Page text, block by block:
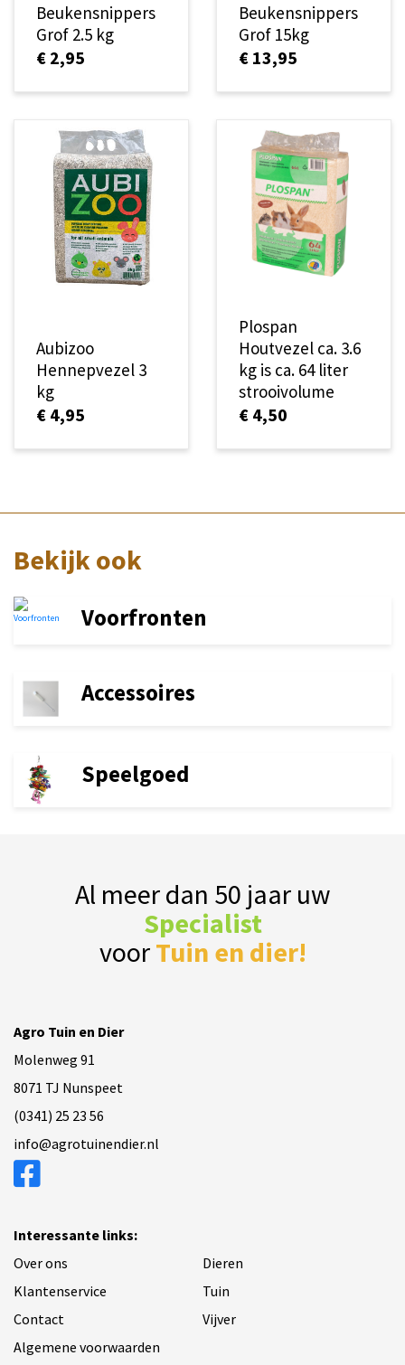
Beukensnippers
Grof 2.5 kg
€ 2,95
Beukensnippers
Grof 15kg
€ 13,95
Aubizoo
Hennepvezel 3
kg
€ 4,95
Plospan
Houtvezel ca. 3.6
kg is ca. 64 liter
strooivolume
€ 4,50
Bekijk ook
Voorfronten
Accessoires
Speelgoed
Al meer dan 50 jaar uw
Specialist
voorTuin en dier!
Agro Tuin en Dier
Molenweg 91
8071 TJ Nunspeet
(0341) 25 23 56
info@agrotuinendier.nl
Interessante links:
Over ons
Dieren
Klantenservice
Tuin
Contact
Vijver
Algemene voorwaarden